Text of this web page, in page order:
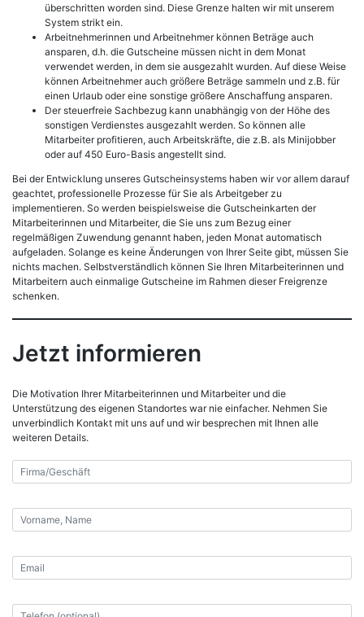
überschritten worden sind. Diese Grenze halten wir mit unserem
System strikt ein.
Arbeitnehmerinnen und Arbeitnehmer können Beträge auch
ansparen, d.h. die Gutscheine müssen nicht in dem Monat
verwendet werden, in dem sie ausgezahlt wurden. Auf diese Weise
können Arbeitnehmer auch größere Beträge sammeln und z.B. für
einen Urlaub oder eine sonstige größere Anschaffung ansparen.
Der steuerfreie Sachbezug kann unabhängig von der Höhe des
sonstigen Verdienstes ausgezahlt werden. So können alle
Mitarbeiter profitieren, auch Arbeitskräfte, die z.B. als Minijobber
oder auf 450 Euro-Basis angestellt sind.
Bei der Entwicklung unseres Gutscheinsystems haben wir vor allem darauf
geachtet, professionelle Prozesse für Sie als Arbeitgeber zu
implementieren. So werden beispielsweise die Gutscheinkarten der
Mitarbeiterinnen und Mitarbeiter, die Sie uns zum Bezug einer
regelmäßigen Zuwendung genannt haben, jeden Monat automatisch
aufgeladen. Solange es keine Änderungen von Ihrer Seite gibt, müssen Sie
nichts machen. Selbstverständlich können Sie Ihren Mitarbeiterinnen und
Mitarbeitern auch einmalige Gutscheine im Rahmen dieser Freigrenze
schenken.
Jetzt informieren
Die Motivation Ihrer Mitarbeiterinnen und Mitarbeiter und die
Unterstützung des eigenen Standortes war nie einfacher. Nehmen Sie
unverbindlich Kontakt mit uns auf und wir besprechen mit Ihnen alle
weiteren Details.